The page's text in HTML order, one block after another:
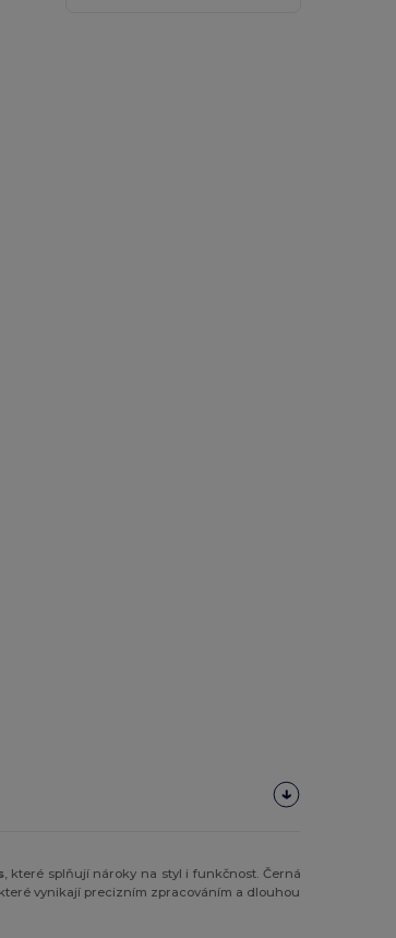
, které splňují nároky na styl i funkčnost. Černá
, které vynikají precizním zpracováním a dlouhou